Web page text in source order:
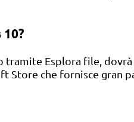
Esplora file,
Store che fornisce gran